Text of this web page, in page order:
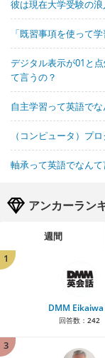
彼は現在大学受験の
「既習事項を使って
デジタル表示が01と
て言うの？
自主学習って英語で
（コンピュータ）プ
軸承って英語でなんて
アンカーラン
週間
1
DMM Eikaiwa
回答数： 242
3